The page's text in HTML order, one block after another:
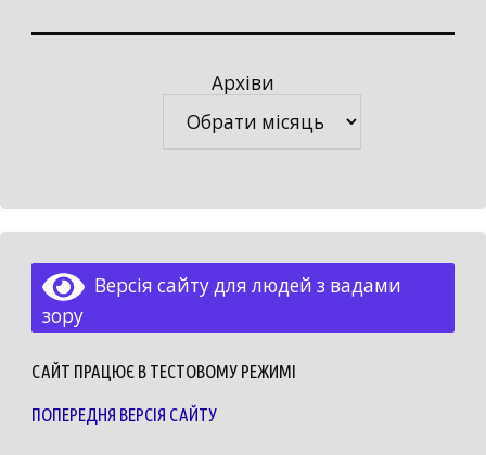
Архіви
Версія сайту для людей з вадами
зору
САЙТ ПРАЦЮЄ В ТЕСТОВОМУ РЕЖИМІ
ПОПЕРЕДНЯ ВЕРСІЯ САЙТУ